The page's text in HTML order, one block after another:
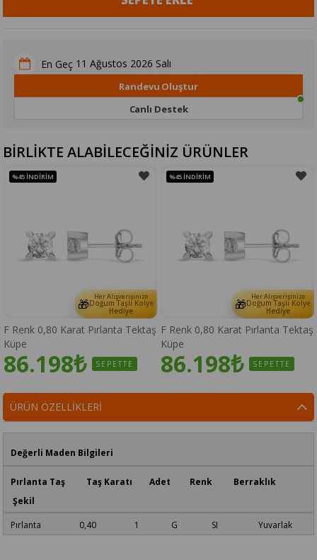
En Geç 11 Ağustos 2026 Salı
Randevu Oluştur
Canlı Destek
ÜRÜN ÖZELLIKLERI
Değerli Maden Bilgileri
Pırlanta Taş Taş Karatı Adet Renk Berraklık
Şekil
Pırlanta 0,40 1 G SI Yuvarlak
BİRLİKTE ALABİLECEĞİNİZ ÜRÜNLER
🎁 Her Alışverişinize
Doğum Taşlı Kolye
Hediye
F Renk 0,80 Karat Pırlanta Tektaş
Küpe
86.198₺ SEPETTE
%45 İNDIRIM
🎁 Her Alışverişinize
Doğum Taşlı Kolye
Hediye
F Renk 0,80 Karat Pırlanta Tektaş
Küpe
86.198₺ SEPETTE
%45 İNDIRIM